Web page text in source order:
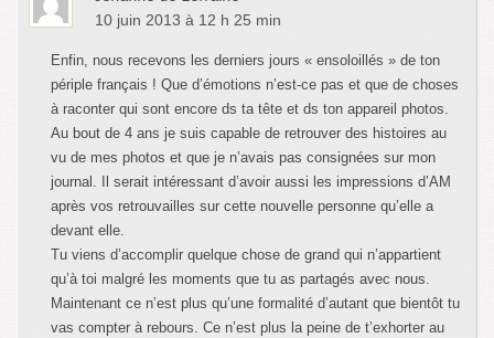
10 juin 2013 à 12 h 25 min
Enfin, nous recevons les derniers jours « ensoloillés » de ton
périple français ! Que d’émotions n’est-ce pas et que de choses
à raconter qui sont encore ds ta tête et ds ton appareil photos.
Au bout de 4 ans je suis capable de retrouver des histoires au
vu de mes photos et que je n’avais pas consignées sur mon
journal. Il serait intéressant d’avoir aussi les impressions d’AM
après vos retrouvailles sur cette nouvelle personne qu’elle a
devant elle.
Tu viens d’accomplir quelque chose de grand qui n’appartient
qu’à toi malgré les moments que tu as partagés avec nous.
Maintenant ce n’est plus qu’une formalité d’autant que bientôt tu
vas compter à rebours. Ce n’est plus la peine de t’exhorter au